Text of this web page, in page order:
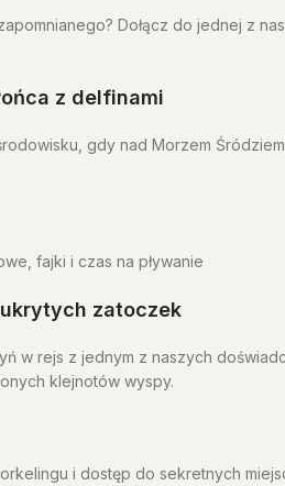
Dołącz do jednej z
z delfinami
gdy nad Morzem
fajki i czas na pływanie
zatoczek
w rejs z jednym z naszych
klejnotów wyspy.
i dostęp do sekretnych